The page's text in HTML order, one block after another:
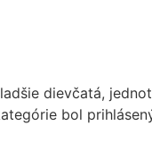
dievčatá,
bol